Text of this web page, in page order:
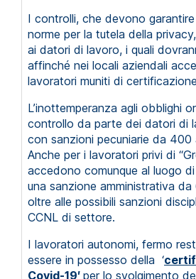
I controlli, che devono
norme per la tutela della
ai datori di lavoro, i quali
affinché nei locali aziendali
lavoratori muniti di
L’inottemperanza agli obblighi
controllo da parte dei datori di
con sanzioni pecuniarie da 400
Anche per i lavoratori privi di
accedono comunque al luogo
una sanzione amministrativa
oltre alle possibili sanzioni
CCNL di settore.
I lavoratori autonomi, fermo
essere in possesso della ‘
Covid-19′ per lo svolgimento